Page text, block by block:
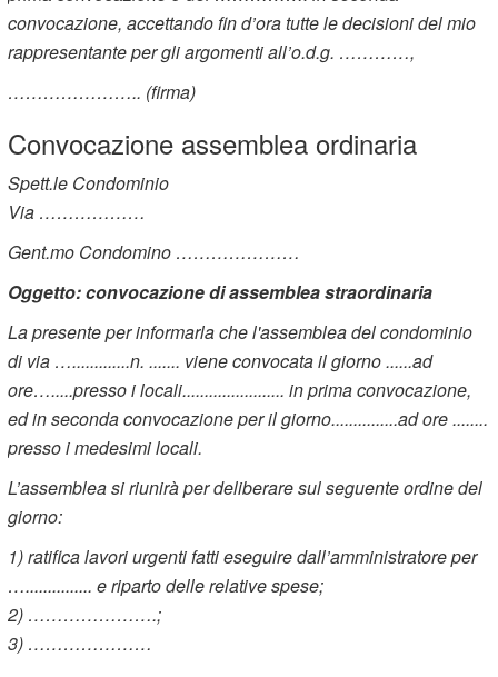
convocazione, accettando fin d’ora tutte le decisioni del mio
rappresentante per gli argomenti all’o.d.g. …………,
………………….. (firma)
Convocazione assemblea ordinaria
Spett.le Condominio
Via ………………
Gent.mo Condomino …………………
Oggetto: convocazione di assemblea straordinaria
La presente per informarla che l'assemblea del condominio
di via ….............n. ....... viene convocata il giorno ......ad
ore….....presso i locali....................... in prima convocazione,
ed in seconda convocazione per il giorno...............ad ore ........
presso i medesimi locali.
L’assemblea si riunirà per deliberare sul seguente ordine del
giorno:
1) ratifica lavori urgenti fatti eseguire dall’amministratore per
…............... e riparto delle relative spese;
2) ………………….;
3) …………………